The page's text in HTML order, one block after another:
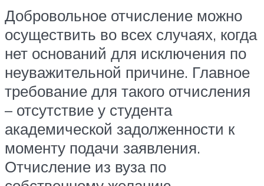
Добровольное отчисление можно
осуществить во всех случаях, когда
нет оснований для исключения по
неуважительной причине. Главное
требование для такого отчисления
– отсутствие у студента
академической задолженности к
моменту подачи заявления.
Отчисление из вуза по